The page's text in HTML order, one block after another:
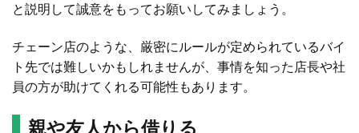
と説明して誠意をもってお願いしてみましょう。
チェーン店のような、厳密にルールが定められているバイ
ト先では難しいかもしれませんが、事情を知った店長や社
員の方が助けてくれる可能性もあります。
親や友人から借りる